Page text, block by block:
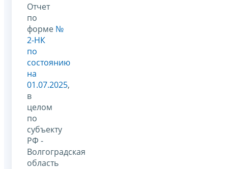
Отчет
по
форме №
2-НК
по
состоянию
на
01.07.2025,
в
целом
по
субъекту
РФ -
Волгоградская
область